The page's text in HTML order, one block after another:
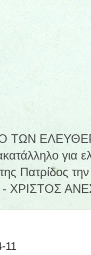
ΤΩΝ
για
της Πατρίδος
ΧΡΙΣΤΟΣ
11